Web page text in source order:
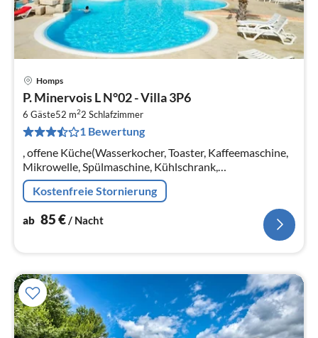
Homps
P. Minervois L N°02 - Villa 3P6
6 Gäste52 m22 Schlafzimmer
1 Bewertung
, offene Küche(Wasserkocher, Toaster, Kaffeemaschine,
Mikrowelle, Spülmaschine, Kühlschrank,
Tiefkühlschrank, ),
Wohn/Esszimmer(Doppelschlafcouch, TV, Esstisch)
Kostenfreie Stornierung
ab 85€ / Nacht